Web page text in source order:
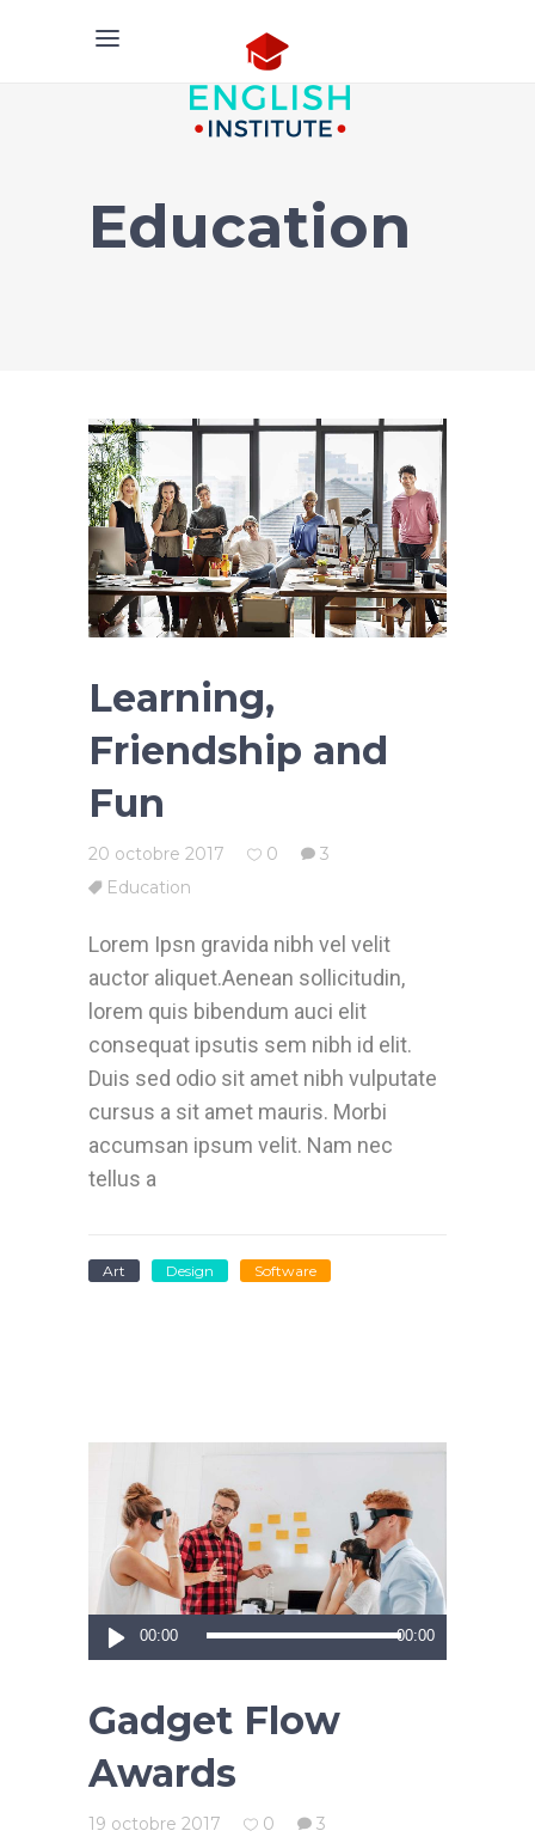
Education
Learning,
Friendship and
Fun
20 octobre 2017 0
3
Education
Lorem Ipsn gravida nibh vel velit
auctor aliquet.Aenean sollicitudin,
lorem quis bibendum auci elit
consequat ipsutis sem nibh id elit.
Duis sed odio sit amet nibh vulputate
cursus a sit amet mauris. Morbi
accumsan ipsum velit. Nam nec
tellus a
Art Design Software
Lecteur
audio
00:00 00:00
Gadget Flow
Awards
19 octobre 2017 0
3